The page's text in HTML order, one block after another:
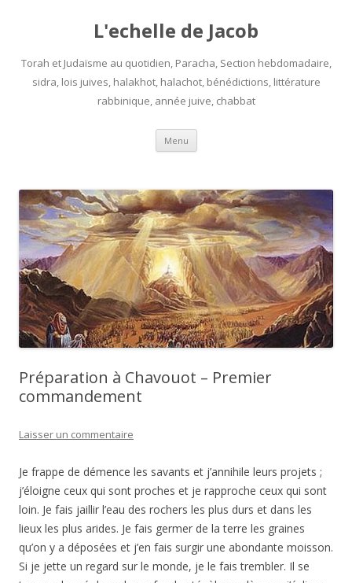
L'echelle de Jacob
Torah et Judaïsme au quotidien, Paracha, Section hebdomadaire,
sidra, lois juives, halakhot, halachot, bénédictions, littérature
rabbinique, année juive, chabbat
Menu Aller
contenu
Préparation à Chavouot – Premier
commandement
Laisser un commentaire
Je frappe de démence les savants et j’annihile leurs projets ;
j’éloigne ceux qui sont proches et je rapproche ceux qui sont
loin. Je fais jaillir l’eau des rochers les plus durs et dans les
lieux les plus arides. Je fais germer de la terre les graines
qu’on y a déposées et j’en fais surgir une abondante moisson.
Si je jette un regard sur le monde, je le fais trembler. Il se